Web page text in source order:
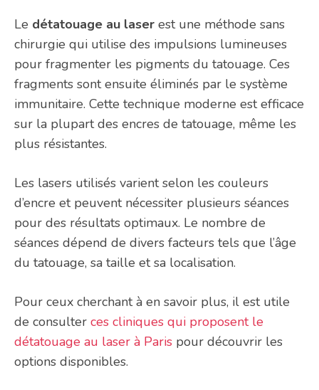
Le détatouage au laser est une méthode sans
chirurgie qui utilise des impulsions lumineuses
pour fragmenter les pigments du tatouage. Ces
fragments sont ensuite éliminés par le système
immunitaire. Cette technique moderne est efficace
sur la plupart des encres de tatouage, même les
plus résistantes.
Les lasers utilisés varient selon les couleurs
d’encre et peuvent nécessiter plusieurs séances
pour des résultats optimaux. Le nombre de
séances dépend de divers facteurs tels que l’âge
du tatouage, sa taille et sa localisation.
Pour ceux cherchant à en savoir plus, il est utile
de consulter ces cliniques qui proposent le
détatouage au laser à Paris pour découvrir les
options disponibles.